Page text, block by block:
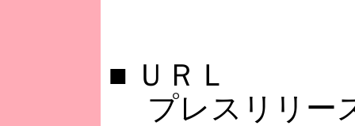
■ ＵＲＬ
プレスリリー